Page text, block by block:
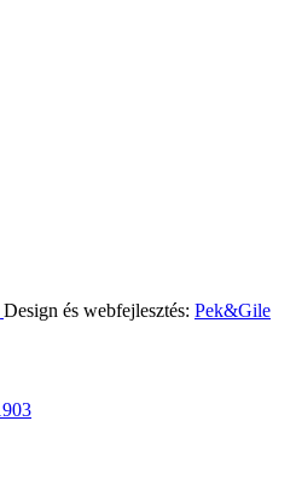
Design és webfejlesztés: Pek&Gile